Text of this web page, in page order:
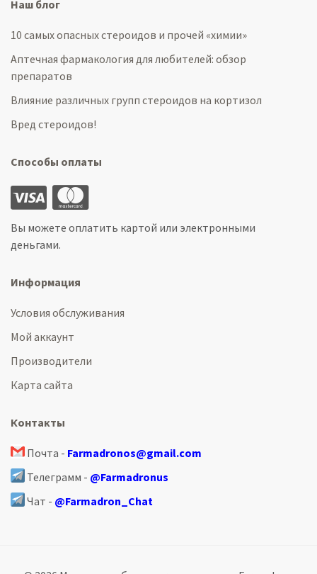
Наш блог
10 самых опасных стероидов и прочей «химии»
Аптечная фармакология для любителей: обзор
препаратов
Влияние различных групп стероидов на кортизол
Вред стероидов!
Способы оплаты
Вы можете оплатить картой или электронными
деньгами.
Информация
Условия обслуживания
Мой аккаунт
Производители
Карта сайта
Контакты
Почта - Farmadronos@gmail.com
Телеграмм - @Farmadronus
Чат - @Farmadron_Chat